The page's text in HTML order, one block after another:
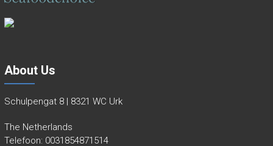
About Us
Schulpengat 8 | 8321 WC Urk
The Netherlands
Telefoon: 0031854871514